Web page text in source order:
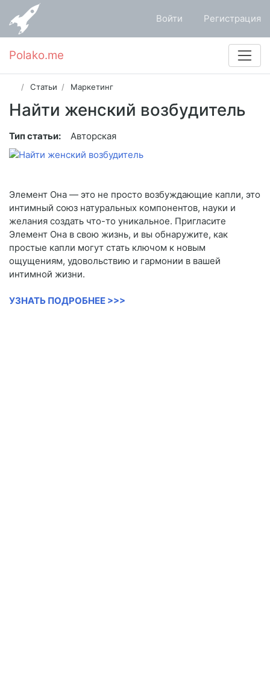
Войти Регистрация
Polako.me
Статьи Маркетинг
Найти женский возбудитель
Тип статьи: Авторская
Элемент Она — это не просто возбуждающие капли, это
интимный союз натуральных компонентов, науки и
желания создать что-то уникальное. Пригласите
Элемент Она в свою жизнь, и вы обнаружите, как
простые капли могут стать ключом к новым
ощущениям, удовольствию и гармонии в вашей
интимной жизни.
УЗНАТЬ ПОДРОБНЕЕ >>>